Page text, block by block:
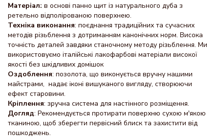
Матеріал: в основі панно щит із натурального дуба з
ретельно відполірованою поверхнею.
Техніка виконання: поєднання традиційних та сучасних
методів різьблення з дотриманням канонічних норм. Висока
точність деталей завдяки станочному методу різьблення. Ми
використовуємо італійські лакофарбові матеріали високої
якості без шкідливих домішок
Оздоблення: позолота, що виконується вручну нашими
майстрами, надає іконі вишуканого вигляду, створюючи
ефект старовини.
Кріплення: зручна система для настінного розміщення.
Догляд: Рекомендується протирати поверхню сухою м'якою
тканиною, щоб зберегти первісний блиск та захистити від
пошкоджень.